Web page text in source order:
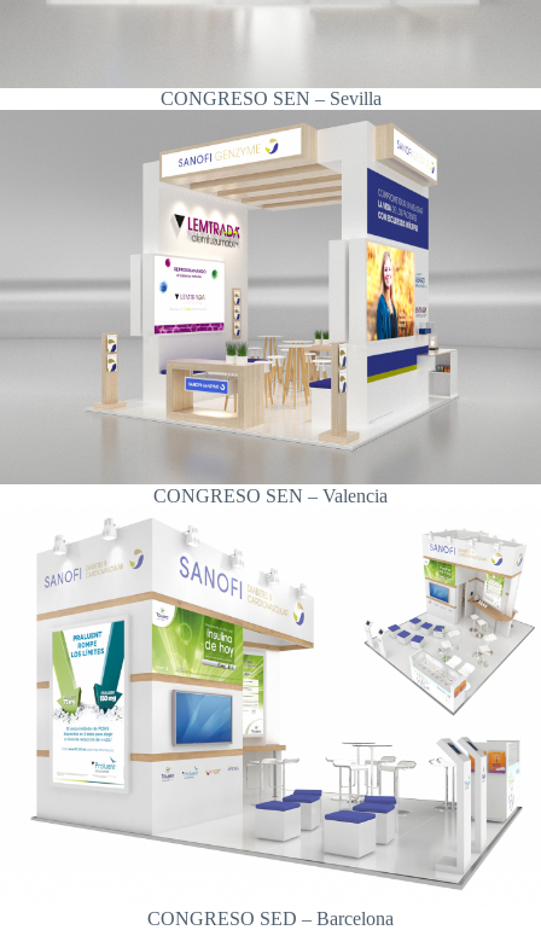
CONGRESO SEN – Sevilla
CONGRESO SEN – Valencia
CONGRESO SED – Barcelona